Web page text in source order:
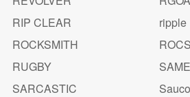
RIP CLEAR
ripple
ROCKSMITH
RUGBY
SAME
SARCASTIC